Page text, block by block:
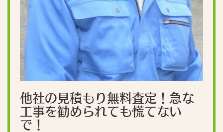
他社の見積もり無料査定！急な
工事を勧められても慌てない
で！